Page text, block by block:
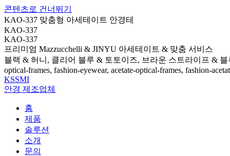
콘텐츠로 건너뛰기
KAO-337 맞춤형 아세테이트 안경테
KAO-337
KAO-337
프리미엄 Mazzucchelli & JINYU 아세테이트 & 맞춤 서비스
블랙 & 허니, 클리어 블루 & 토토이즈, 브라운 스트라이프 &
optical-frames, fashion-eyewear, acetate-optical-frames, fashion-
KSSMI
안경 제조업체
홈
제품
솔루션
소개
문의